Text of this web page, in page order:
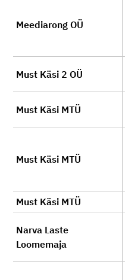
Meediarong OÜ
Must Käsi 2 OÜ
Must Käsi MTÜ
Must Käsi MTÜ
Must Käsi MTÜ
Narva Laste
Loomemaja